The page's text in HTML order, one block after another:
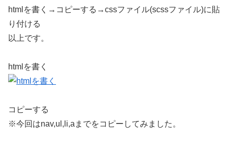
htmlを書く→コピーする→cssファイル(scssファイル)に貼
り付ける
以上です。
htmlを書く
コピーする
※今回はnav,ul,li,aまでをコピーしてみました。